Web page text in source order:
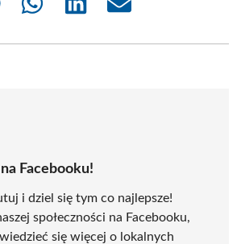
Share
Share
Share
Facebooku!
i dziel się tym co najlepsze!
społeczności na Facebooku,
się więcej o lokalnych